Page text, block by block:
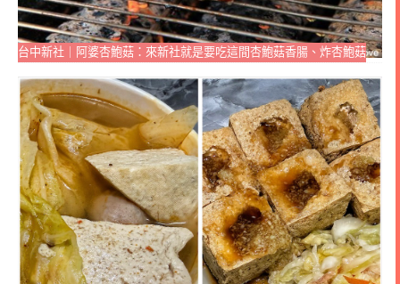
台中新社｜阿婆杏鮑菇：來新社就是要吃這間杏鮑菇香腸、炸杏鮑菇